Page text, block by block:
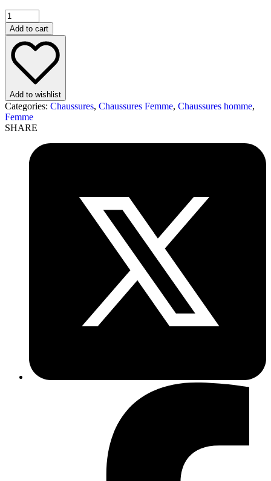
Add to cart
Add to wishlist
Categories: Chaussures, Chaussures Femme, Chaussures homme,
Femme
SHARE